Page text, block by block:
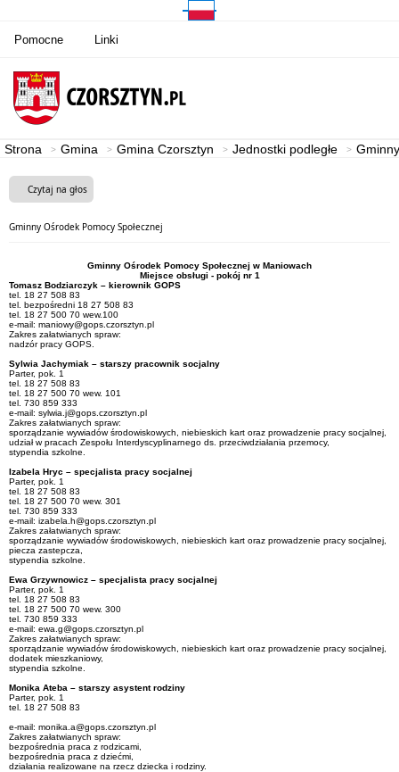
Pomocne Linki
Strona Gmina Gmina Czorsztyn Jednostki podległe
Czytaj na głos
Gminny Ośrodek Pomocy Społecznej
Gminny Ośrodek Pomocy Społecznej w Maniowach
Miejsce obsługi - pokój nr 1
Tomasz Bodziarczyk – kierownik GOPS
tel. 18 27 508 83
tel. bezpośredni 18 27 508 83
tel. 18 27 500 70 wew.100
e-mail: maniowy@gops.czorsztyn.pl
Zakres załatwianych spraw:
nadzór pracy GOPS.
Sylwia Jachymiak – starszy pracownik socjalny
Parter, pok. 1
tel. 18 27 508 83
tel. 18 27 500 70 wew. 101
tel. 730 859 333
e-mail: sylwia.j@gops.czorsztyn.pl
Zakres załatwianych spraw:
sporządzanie wywiadów środowiskowych, niebieskich kart oraz prowadzenie pracy socjalnej,
udział w pracach Zespołu Interdyscyplinarnego ds. przeciwdziałania przemocy,
stypendia szkolne.
Izabela Hryc – specjalista pracy socjalnej
Parter, pok. 1
tel. 18 27 508 83
tel. 18 27 500 70 wew. 301
tel. 730 859 333
e-mail: izabela.h@gops.czorsztyn.pl
Zakres załatwianych spraw:
sporządzanie wywiadów środowiskowych, niebieskich kart oraz prowadzenie pracy socjalnej,
piecza zastepcza,
stypendia szkolne.
Ewa Grzywnowicz – specjalista pracy socjalnej
Parter, pok. 1
tel. 18 27 508 83
tel. 18 27 500 70 wew. 300
tel. 730 859 333
e-mail: ewa.g@gops.czorsztyn.pl
Zakres załatwianych spraw:
sporządzanie wywiadów środowiskowych, niebieskich kart oraz prowadzenie pracy socjalnej,
dodatek mieszkaniowy,
stypendia szkolne.
Monika Ateba – starszy asystent rodziny
Parter, pok. 1
tel. 18 27 508 83
e-mail: monika.a@gops.czorsztyn.pl
Zakres załatwianych spraw:
bezpośrednia praca z rodzicami,
bezpośrednia praca z dziećmi,
działania realizowane na rzecz dziecka i rodziny.